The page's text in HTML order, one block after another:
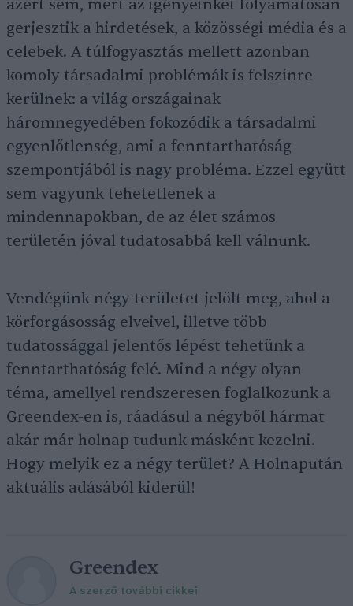
azért sem, mert az igényeinket folyamatosan
gerjesztik a hirdetések, a közösségi média és a
celebek. A túlfogyasztás mellett azonban
komoly társadalmi problémák is felszínre
kerülnek: a világ országainak
háromnegyedében fokozódik a társadalmi
egyenlőtlenség, ami a fenntarthatóság
szempontjából is nagy probléma. Ezzel együtt
sem vagyunk tehetetlenek a
mindennapokban, de az élet számos
területén jóval tudatosabbá kell válnunk.
Vendégünk négy területet jelölt meg, ahol a
körforgásosság elveivel, illetve több
tudatossággal jelentős lépést tehetünk a
fenntarthatóság felé. Mind a négy olyan
téma, amellyel rendszeresen foglalkozunk a
Greendex-en is, ráadásul a négyből hármat
akár már holnap tudunk másként kezelni.
Hogy melyik ez a négy terület? A Holnapután
aktuális adásából kiderül!
Greendex
A szerző további cikkei